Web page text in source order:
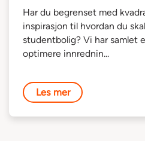
Har du begrenset med
inspirasjon til hvordan du
studentbolig? Vi har samlet
optimere innrednin...
Les mer